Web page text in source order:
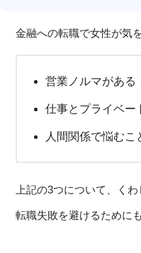
金融への転職で女性が気
営業ノルマがある
仕事とプライベー
人間関係で悩むこ
上記の3つについて、くわ
転職失敗を避けるために